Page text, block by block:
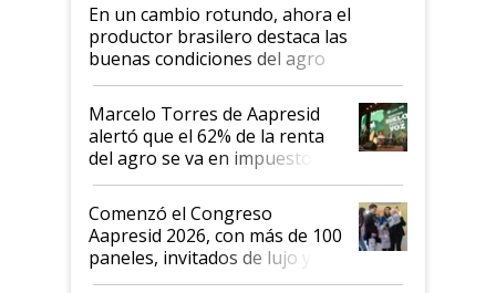
En un cambio rotundo, ahora el
productor brasilero destaca las
buenas condiciones del agro
argentino para invertir: "Los veo
más motivados"
Marcelo Torres de Aapresid
alertó que el 62% de la renta
del agro se va en impuestos:
"No es bueno que en
Argentina se sigan discutiendo
las mismas cosas de hace 50
años"
Comenzó el Congreso
Aapresid 2026, con más de 100
paneles, invitados de lujo y
todas las tendencias